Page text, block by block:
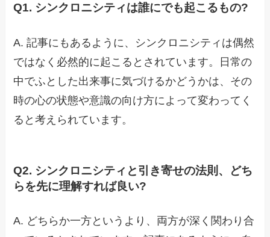
Q1. シンクロニシティは誰にでも起こるもの?
A. 記事にもあるように、シンクロニシティは偶然
ではなく必然的に起こるとされています。日常の
中でふとした出来事に気づけるかどうかは、その
時の心の状態や意識の向け方によって変わってく
ると考えられています。
Q2. シンクロニシティと引き寄せの法則、どち
らを先に理解すれば良い?
A. どちらか一方というより、両方が深く関わり合